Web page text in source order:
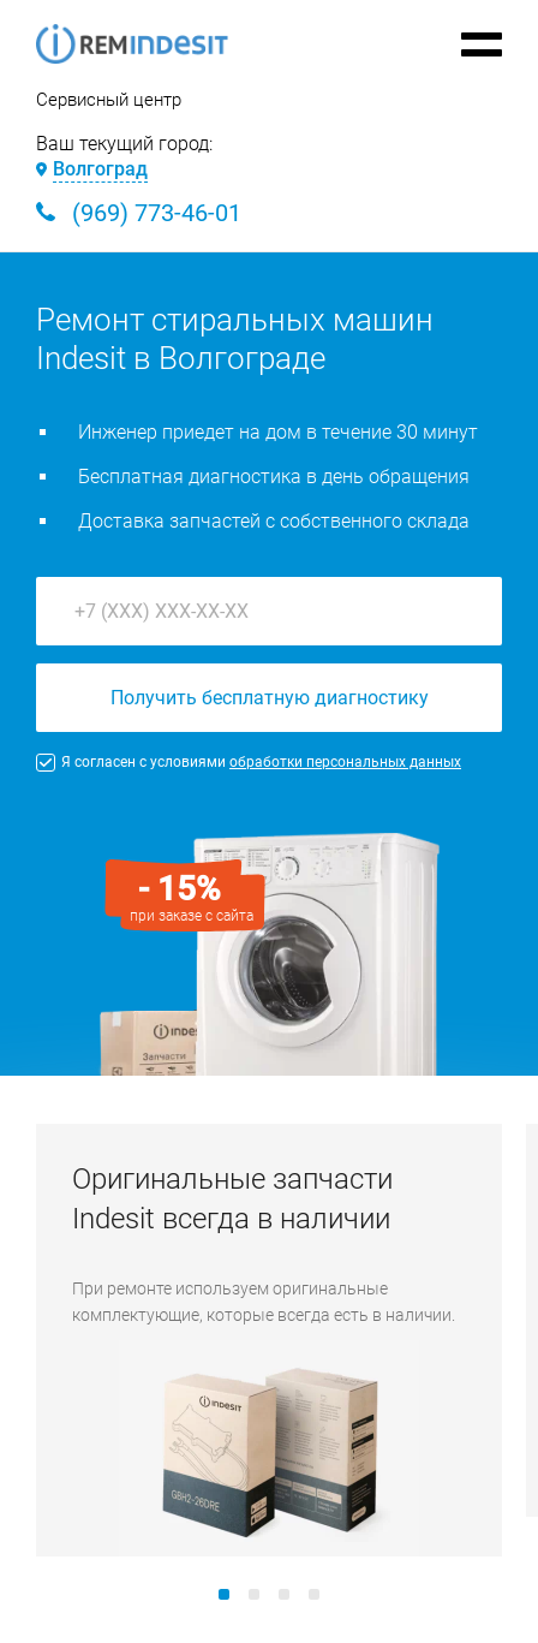
Сервисный центр
Ваш текущий город:
Волгоград
(969) 773-46-01
- 15%
при заказе с сайта
Ремонт стиральных машин
Indesit в Волгограде
Инженер приедет на дом в течение 30 минут
Бесплатная диагностика в день обращения
Доставка запчастей с собственного склада
Получить бесплатную диагностику
Я согласен с условиями обработки персональных данных
Оригинальные запчасти
Indesit всегда в наличии
При ремонте используем оригинальные
комплектующие, которые всегда есть в наличии.